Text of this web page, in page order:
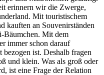
erinnern wir die Zwerge,
Mit touristischem
kauften an Souvenirständen
Bäumchen. Mit dem
immer schon darauf
ist. Deshalb fragen
und klein. Was als groß oder
ist eine Frage der Relation